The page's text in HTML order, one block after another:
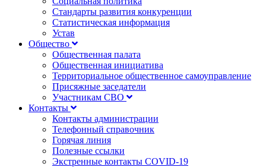
Стандарты развития конкуренции
Статистическая информация
Устав
Общество
Общественная палата
Общественная инициатива
Территориальное общественное самоуправление
Присяжные заседатели
Участникам СВО
Контакты
Контакты администрации
Телефонный справочник
Горячая линия
Полезные ссылки
Экстренные контакты COVID-19